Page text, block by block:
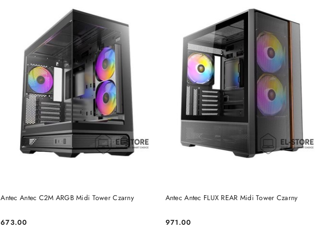
Antec Antec C2M ARGB Midi Tower Czarny
Cena:
673.00
DO KOSZYKA Antec Antec FLUX REAR Midi Tower Czarny
Cena:
971.00
DO KOSZYKA